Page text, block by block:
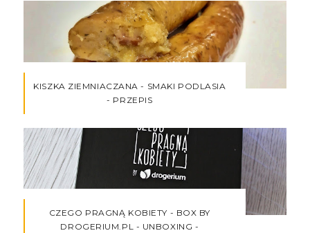
KISZKA ZIEMNIACZANA - SMAKI PODLASIA
- PRZEPIS
CZEGO PRAGNĄ KOBIETY - BOX BY
DROGERIUM.PL - UNBOXING -